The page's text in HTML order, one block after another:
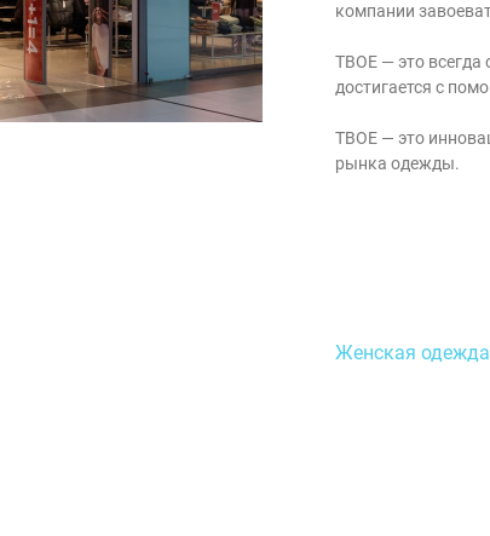
компании
ТВОЕ — это всегда
достигается с
ТВОЕ — это
рынка одежды.
Женская одежда